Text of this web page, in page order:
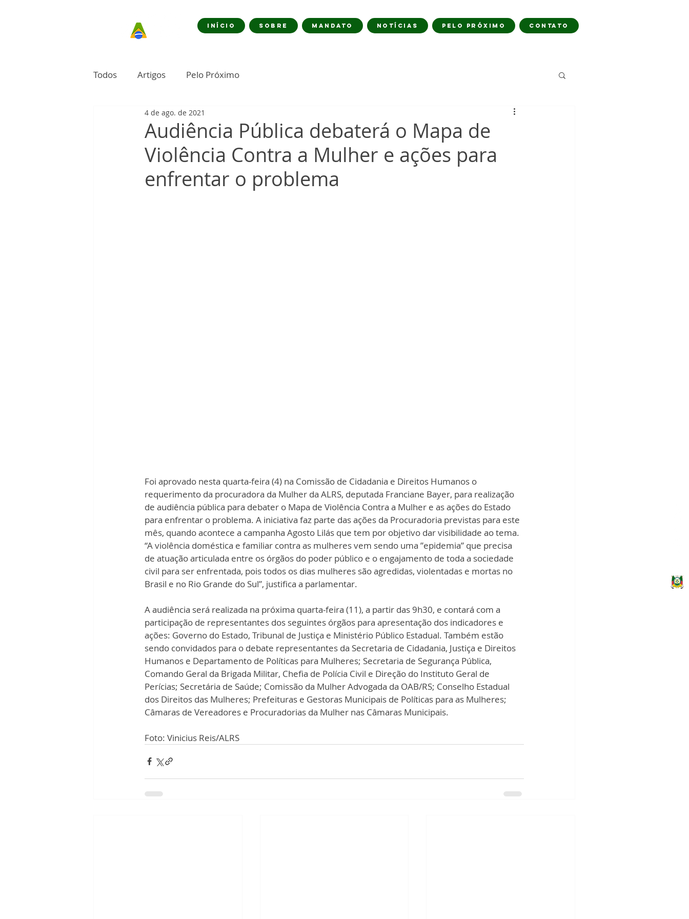
INÍCIO SOBRE MANDATO NOTÍCIAS PELO PRÓXIMO CONTATO
Todos Artigos Pelo Próximo
Audiência Pública debaterá o Mapa de
Violência Contra a Mulher e ações para
enfrentar o problema
4 de ago. de 2021
Foi aprovado nesta quarta-feira (4) na Comissão de Cidadania e Direitos Humanos o
requerimento da procuradora da Mulher da ALRS, deputada Franciane Bayer, para realização
de audiência pública para debater o Mapa de Violência Contra a Mulher e as ações do Estado
para enfrentar o problema. A iniciativa faz parte das ações da Procuradoria previstas para este
mês, quando acontece a campanha Agosto Lilás que tem por objetivo dar visibilidade ao tema.
“A violência doméstica e familiar contra as mulheres vem sendo uma ”epidemia” que precisa
de atuação articulada entre os órgãos do poder público e o engajamento de toda a sociedade
civil para ser enfrentada, pois todos os dias mulheres são agredidas, violentadas e mortas no
Brasil e no Rio Grande do Sul”, justifica a parlamentar.
A audiência será realizada na próxima quarta-feira (11), a partir das 9h30, e contará com a
participação de representantes dos seguintes órgãos para apresentação dos indicadores e
ações: Governo do Estado, Tribunal de Justiça e Ministério Público Estadual. Também estão
sendo convidados para o debate representantes da Secretaria de Cidadania, Justiça e Direitos
Humanos e Departamento de Políticas para Mulheres; Secretaria de Segurança Pública,
Comando Geral da Brigada Militar, Chefia de Polícia Civil e Direção do Instituto Geral de
Perícias; Secretária de Saúde; Comissão da Mulher Advogada da OAB/RS; Conselho Estadual
dos Direitos das Mulheres; Prefeituras e Gestoras Municipais de Políticas para as Mulheres;
Câmaras de Vereadores e Procuradorias da Mulher nas Câmaras Municipais.
Foto: Vinicius Reis/ALRS